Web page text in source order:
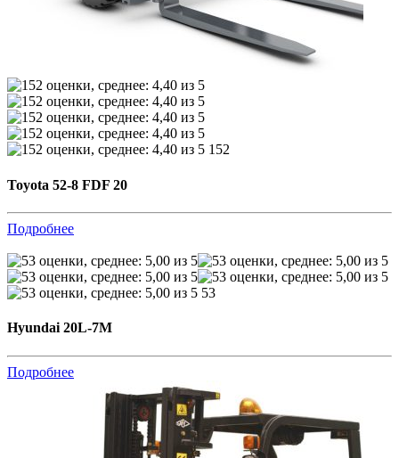
152
Toyota 52-8 FDF 20
Подробнее
53
Hyundai 20L-7М
Подробнее